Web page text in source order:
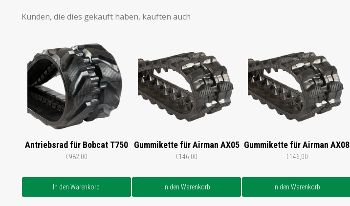
Kunden, die dies gekauft haben, kauften auch
Antriebsrad für Bobcat T750
€982,00
In den Warenkorb
Gummikette für Airman AX05
€146,00
In den Warenkorb
Gummikette für Airman AX08
€146,00
In den Warenkorb